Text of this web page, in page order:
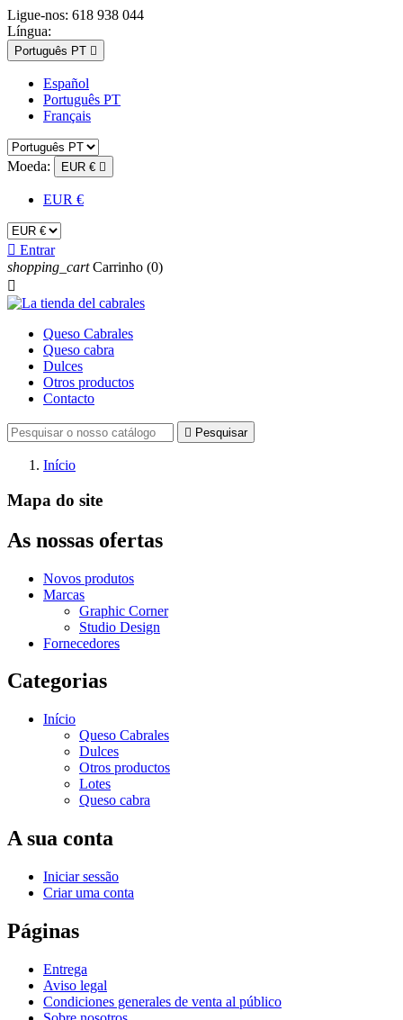
Ligue-nos: 618 938 044
Língua:
Português PT 
Español
Português PT
Français
Moeda: EUR € 
EUR €
 Entrar
shopping_cart Carrinho (0)

Queso Cabrales
Queso cabra
Dulces
Otros productos
Contacto
 Pesquisar
Início
Mapa do site
As nossas ofertas
Novos produtos
Marcas
Graphic Corner
Studio Design
Fornecedores
Categorias
Início
Queso Cabrales
Dulces
Otros productos
Lotes
Queso cabra
A sua conta
Iniciar sessão
Criar uma conta
Páginas
Entrega
Aviso legal
Condiciones generales de venta al público